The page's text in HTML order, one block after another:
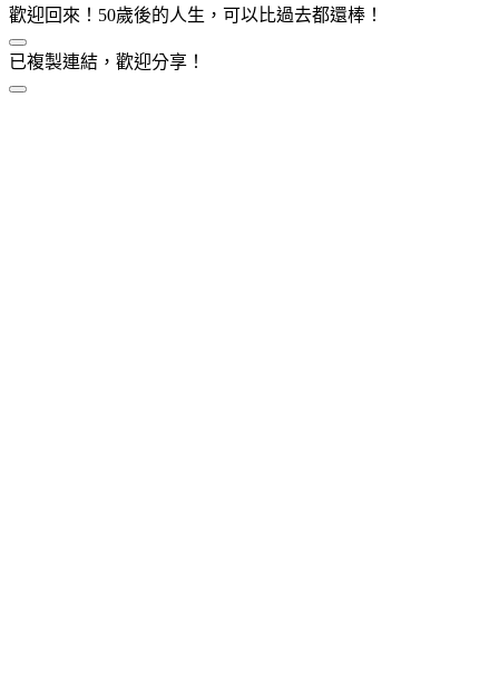
歡迎回來！50歲後的人生，可以比過去都還棒！
已複製連結，歡迎分享！